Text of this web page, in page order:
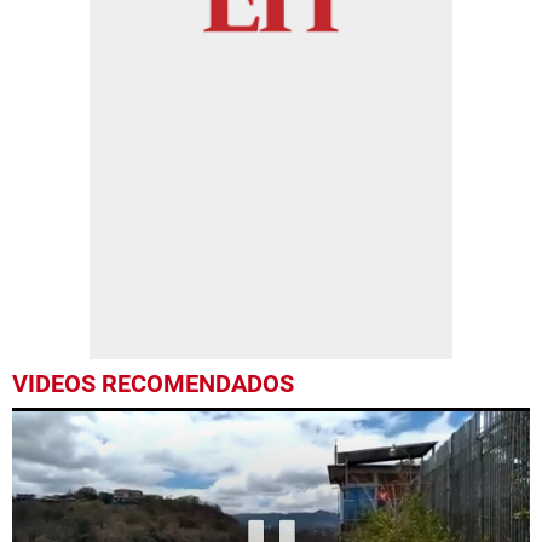
VIDEOS RECOMENDADOS